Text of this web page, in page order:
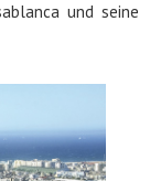
und seine